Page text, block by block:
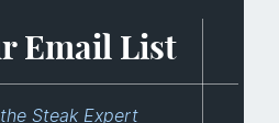
Email List
Steak Expert